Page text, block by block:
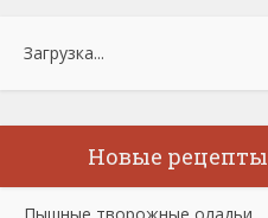
Загрузка...
Новые рецепты